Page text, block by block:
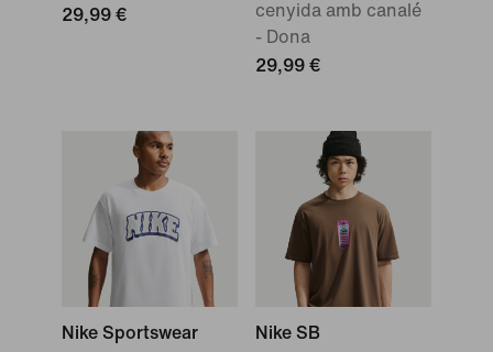
29,99 €
cenyida amb canalé
- Dona
29,99 €
Nike Sportswear
Nike SB